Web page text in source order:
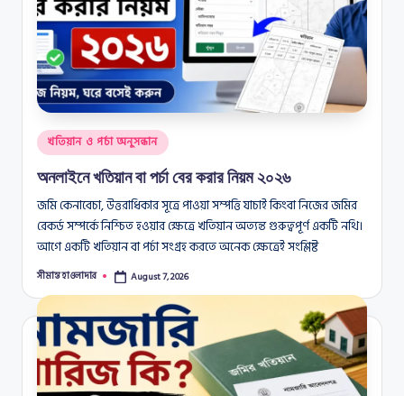
Posted
in
খতিয়ান ও পর্চা অনুসন্ধান
অনলাইনে খতিয়ান বা পর্চা বের করার নিয়ম ২০২৬
জমি কেনাবেচা, উত্তরাধিকার সূত্রে পাওয়া সম্পত্তি যাচাই কিংবা নিজের জমির
রেকর্ড সম্পর্কে নিশ্চিত হওয়ার ক্ষেত্রে খতিয়ান অত্যন্ত গুরুত্বপূর্ণ একটি নথি।
আগে একটি খতিয়ান বা পর্চা সংগ্রহ করতে অনেক ক্ষেত্রেই সংশ্লিষ্ট
Posted
সীমান্ত হাওলাদার August 7, 2026